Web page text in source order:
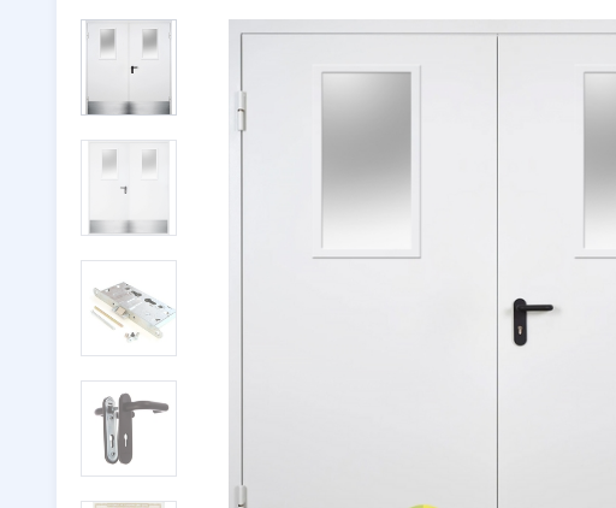
Двери с ковкой
Двери со стеклом
Двустворчатые двери
Утепленные двери
Тамбурные двери